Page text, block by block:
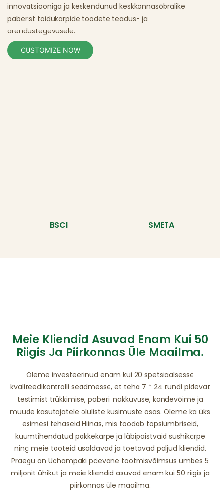
innovatsiooniga ja keskendunud keskkonnasõbralike
paberist toidukarpide toodete teadus- ja
arendustegevusele.
CUSTOMIZE NOW
BSCI SMETA
Meie Kliendid Asuvad Enam Kui 50
Riigis Ja Piirkonnas Üle Maailma.
Oleme investeerinud enam kui 20 spetsiaalsesse
kvaliteedikontrolli seadmesse, et teha 7 * 24 tundi pidevat
testimist trükkimise, paberi, nakkuvuse, kandevõime ja
muude kasutajatele oluliste küsimuste osas. Oleme ka üks
esimesi tehaseid Hiinas, mis toodab topsiümbriseid,
kuumtihendatud pakkekarpe ja läbipaistvaid sushikarpe
ning meie tooteid usaldavad ja toetavad paljud kliendid.
Praegu on Uchampaki päevane tootmisvõimsus umbes 5
miljonit ühikut ja meie kliendid asuvad enam kui 50 riigis ja
piirkonnas üle maailma.